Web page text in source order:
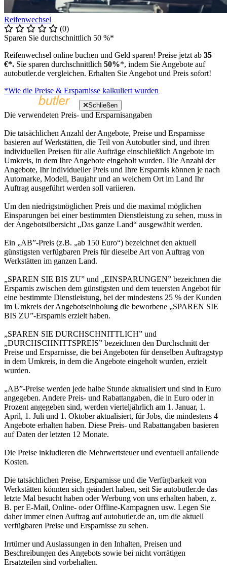
Reifenwechsel
(0)
Sparen Sie durchschnittlich 50 %*
Reifenwechsel online buchen und Geld sparen! Preise jetzt ab 35
€*. Sie sparen durchschnittlich 50%*, indem Sie Angebote auf
autobutler.de vergleichen. Erhalten Sie Angebot und Preis sofort!
*Wie die Preise & Ersparnisse kalkuliert wurden
Schließen
Die verwendeten Preis- und Ersparnisangaben
Die tatsächlichen Anzahl der Angebote, Preise und Ersparnisse
basieren auf Werkstätten, die Teil von Autobutler sind, und ihren
individuellen Preisen für alle Aufträge einschließlich Angebote im
Umkreis, in dem Ihre Angebote eingeholt wurden. Die Anzahl der
Angebote, Ihr individueller Preis und Ihre Ersparnis können je nach
Automarke, Modell, Baujahr und an welchem Ort im Land Ihr
Auftrag ausgeführt werden soll variieren.
Um den niedrigstmöglichen Preis und die maximal möglichen
Einsparungen bei einer bestimmten Dienstleistung zu sehen, muss in
der Angebotsübersicht „Das ganze Land“ ausgewählt werden.
Ein „AB”-Preis (z.B. „ab 150 Euro“) bezeichnet den aktuell
günstigsten verfügbaren Preis für dieselbe Art von Auftrag von
Werkstätten im ganzen Land.
„SPAREN SIE BIS ZU” und „EINSPARUNGEN” bezeichnen die
Ersparnis zwischen dem günstigsten und dem teuersten Angebot für
eine bestimmte Dienstleistung, bei der mindestens 25 % der Kunden
im Umkreis der Angebotseinholung die beworbene „SPAREN SIE
BIS ZU”-Ersparnis erzielt haben.
„SPAREN SIE DURCHSCHNITTLICH” und
„DURCHSCHNITTSPREIS” bezeichnen den Durchschnitt der
Preise und Ersparnisse, die bei Angeboten für denselben Auftragstyp
in dem Umkreis, in dem die Angebote eingeholt wurden, erzielt
wurden.
„AB”-Preise werden jede halbe Stunde aktualisiert und sind in Euro
angegeben. Andere Preis- und Rabattangaben, die in Euro oder in
Prozent angegeben sind, werden vierteljährlich am 1. Januar, 1.
April, 1. Juli und 1. Oktober aktualisiert, für Jobs, die mindestens 4
Angebote erhalten haben. Diese Preis- und Rabattangaben basieren
auf Daten der letzten 12 Monate.
Die Preise inkludieren die Mehrwertsteuer und eventuell anfallende
Kosten.
Die tatsächlichen Preise, Ersparnisse und die Verfügbarkeit von
Werkstätten könnten sich geändert haben, seit Sie autobutler.de das
letzte Mal besucht haben oder Werbung von uns erhalten haben, z.
B. per E-Mail, Online- oder Offline-Kampagnen usw. Legen Sie
daher immer einen Auftrag auf autobutler.de an, um die aktuell
verfügbaren Preise und Ersparnisse zu sehen.
Irrtümer und Auslassungen in den Inhalten, Preisen und
Beschreibungen des Angebots sowie bei nicht vorrätigen
Ersatzteilen sind vorbehalten.